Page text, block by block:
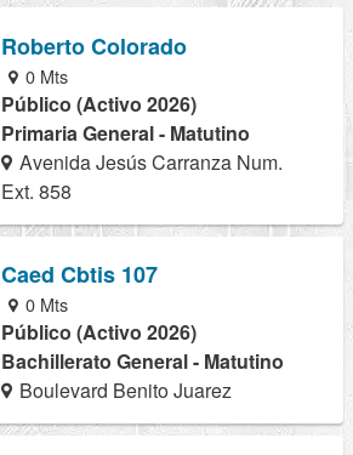
Roberto Colorado
0 Mts
Público (Activo 2026)
Primaria General - Matutino
Avenida Jesús Carranza Num.
Ext. 858
Caed Cbtis 107
0 Mts
Público (Activo 2026)
Bachillerato General - Matutino
Boulevard Benito Juarez